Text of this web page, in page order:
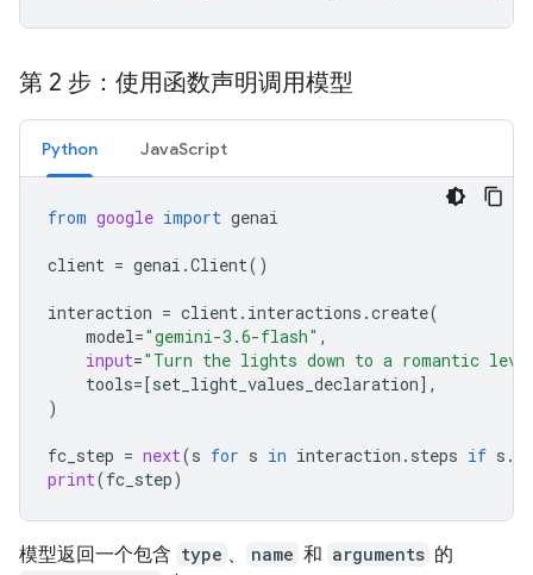
第 2 步：使用函数声明调用模型
Python JavaScript
from google import genai
client = genai .Client()
interaction = client. interactions .create(
model="gemini-3.6-flash" ,
input="Turn the lights down to a romantic
tools= [set_light_values_declaration],
)
fc_step = next(s for s in interaction . steps if s .
print(fc_step)
模型返回一个包含 type 、 name 和 arguments 的